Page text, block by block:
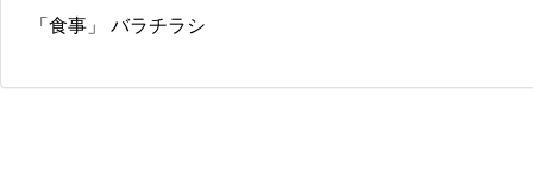
「食事」 バラチラシ